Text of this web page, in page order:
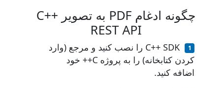
چگونه ادغام PDF به تصویر C++
REST API
C++ SDK را نصب کنید و مرجع (وارد
کردن کتابخانه) را به پروژه C++ خود
اضافه کنید.